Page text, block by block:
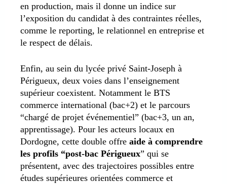
en production, mais il donne un indice sur
l’exposition du candidat à des contraintes réelles,
comme le reporting, le relationnel en entreprise et
le respect de délais.
Enfin, au sein du lycée privé Saint-Joseph à
Périgueux, deux voies dans l’enseignement
supérieur coexistent. Notamment le BTS
commerce international (bac+2) et le parcours
“chargé de projet événementiel” (bac+3, un an,
apprentissage). Pour les acteurs locaux en
Dordogne, cette double offre aide à comprendre
les profils “post-bac Périgueux” qui se
présentent, avec des trajectoires possibles entre
études supérieures orientées commerce et